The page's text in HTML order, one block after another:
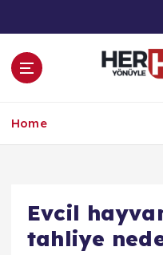
Home
Evcil
tahliye